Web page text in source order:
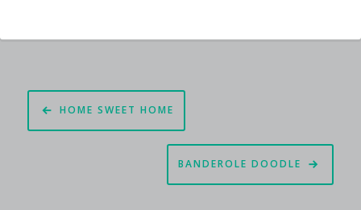
Navigation
de
HOME SWEET HOME
BANDEROLE DOODLE